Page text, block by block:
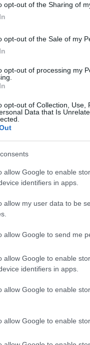
opt-out of the Sharing of
opt-out of the Sale of my
opt-out of processing my
opt-out of Collection, Use,
Data that Is
allow Google to enable
identifiers in apps.
allow my user data to be
allow Google to send me
allow Google to enable
identifiers in apps.
allow Google to enable
allow Google to enable
írsz. Hogy áll
most kiírt egy
az ötlet, hogy
Egy szörnyű
alkoholista
akit Orsinak
Meg persze van
betegségek,
minden jóra
hisz gyerekeknek
és készül hozzá egy
mondták, ez nem
Imádták. Egy
pont erről énekel.
a gyerek
a kedvencem
neutronokról
cselekmény alakul
élvezzék?
Egy jó gyerekdarab a
felnőtteknek is szól.
gyerekeknek, akkor